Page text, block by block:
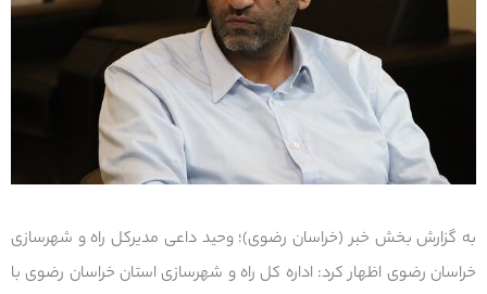
به گزارش بخش خبر (خراسان رضوی)؛ وحید داعی مدیرکل راه و شهرسازی
خراسان رضوی اظهار کرد: اداره کل راه و شهرسازی استان خراسان رضوی با